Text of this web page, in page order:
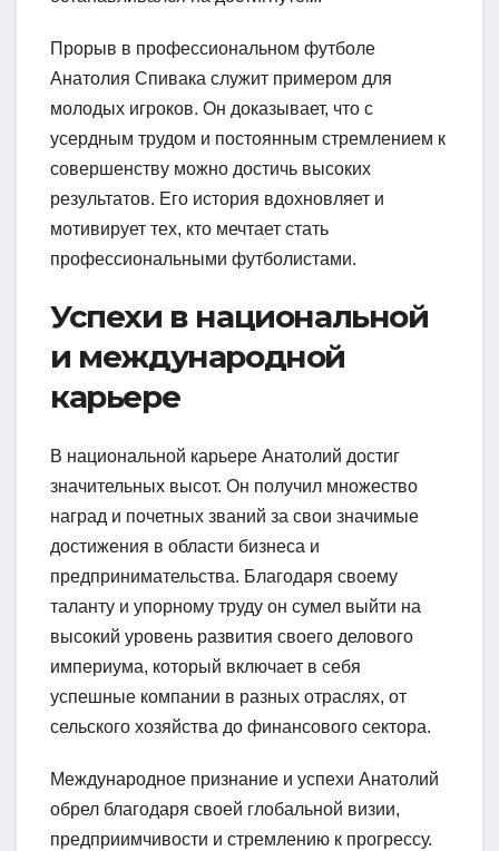
Прорыв в профессиональном футболе
Анатолия Спивака служит примером для
молодых игроков. Он доказывает, что с
усердным трудом и постоянным стремлением к
совершенству можно достичь высоких
результатов. Его история вдохновляет и
мотивирует тех, кто мечтает стать
профессиональными футболистами.
Успехи в национальной
и международной
карьере
В национальной карьере Анатолий достиг
значительных высот. Он получил множество
наград и почетных званий за свои значимые
достижения в области бизнеса и
предпринимательства. Благодаря своему
таланту и упорному труду он сумел выйти на
высокий уровень развития своего делового
империума, который включает в себя
успешные компании в разных отраслях, от
сельского хозяйства до финансового сектора.
Международное признание и успехи Анатолий
обрел благодаря своей глобальной визии,
предприимчивости и стремлению к прогрессу.